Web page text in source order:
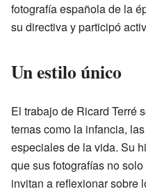
fotografía española de la
su directiva y participó
Un estilo único
El trabajo de Ricard Terré
temas como la infancia,
especiales de la vida. Su
que sus fotografías no
invitan a reflexionar sobre